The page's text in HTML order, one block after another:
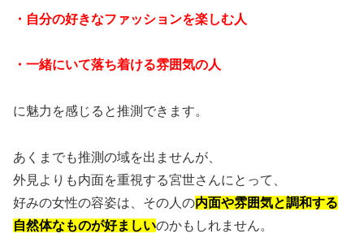
・自分の好きなファッションを楽しむ人
・一緒にいて落ち着ける雰囲気の人
に魅力を感じると推測できます。
あくまでも推測の域を出ませんが、
外見よりも内面を重視する宮世さんにとって、
好みの女性の容姿は、その人の内面や雰囲気と調和する
自然体なものが好ましいのかもしれません。